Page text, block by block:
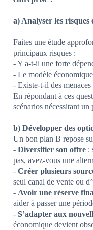
a) Analyser les risques
Faites une étude
principaux risques :
- Y a-t-il une forte
- Le modèle
- Existe-t-il des
En répondant à ces
scénarios nécessitant un
b) Développer des
Un bon plan B repose
- Diversifier son offre :
pas, avez-vous une
- Créer plusieurs
seul canal de vente ou
- Avoir une réserve
aider à passer une
- S’adapter aux
économique devient